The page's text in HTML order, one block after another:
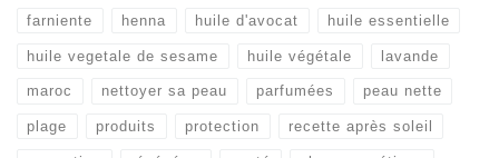
farniente henna huile d'avocat huile essentielle
huile vegetale de sesame huile végétale lavande
maroc nettoyer sa peau parfumées peau nette
plage produits protection recette après soleil